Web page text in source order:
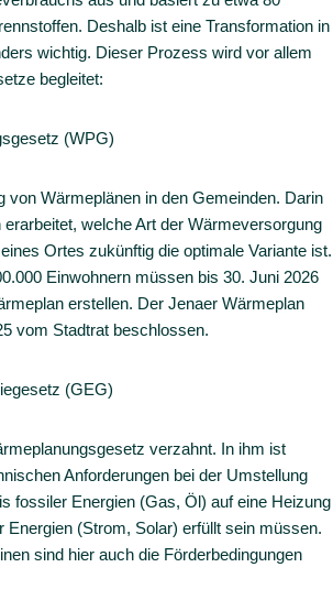
Deshalb ist eine Transformation in
wichtig. Dieser Prozess wird vor allem
begleitet:
(WPG)
von Wärmeplänen in den Gemeinden. Darin
welche Art der Wärmeversorgung
Ortes zukünftig die optimale Variante ist.
Einwohnern müssen bis 30. Juni 2026
erstellen. Der Jenaer Wärmeplan
vom Stadtrat beschlossen.
(GEG)
verzahnt. In ihm ist
Anforderungen bei der Umstellung
fossiler Energien (Gas, Öl) auf eine Heizung
Energien (Strom, Solar) erfüllt sein müssen.
sind hier auch die Förderbedingungen